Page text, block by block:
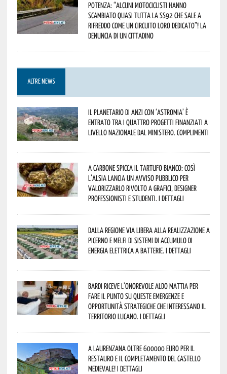
Potenza: “alcuni motociclisti hanno
scambiato quasi tutta la SS92 che sale a
Rifreddo come un circuito loro dedicato”! La
denuncia di un cittadino
ALTRE NEWS
Il Planetario di Anzi con ‘Astromia’ è
entrato tra i quattro progetti finanziati a
livello nazionale dal Ministero. Complimenti
A Carbone spicca il tartufo bianco: così
l’Alsia lancia un avviso pubblico per
valorizzarlo rivolto a grafici, designer
professionisti e studenti. I dettagli
Dalla Regione via libera alla realizzazione a
Picerno e Melfi di sistemi di accumulo di
energia elettrica a batterie. I dettagli
Bardi riceve l’onorevole Aldo Mattia per
fare il punto su queste emergenze e
opportunità strategiche che interessano il
territorio lucano. I dettagli
A Laurenzana oltre 600000 euro per il
restauro e il completamento del Castello
Medievale! I dettagli